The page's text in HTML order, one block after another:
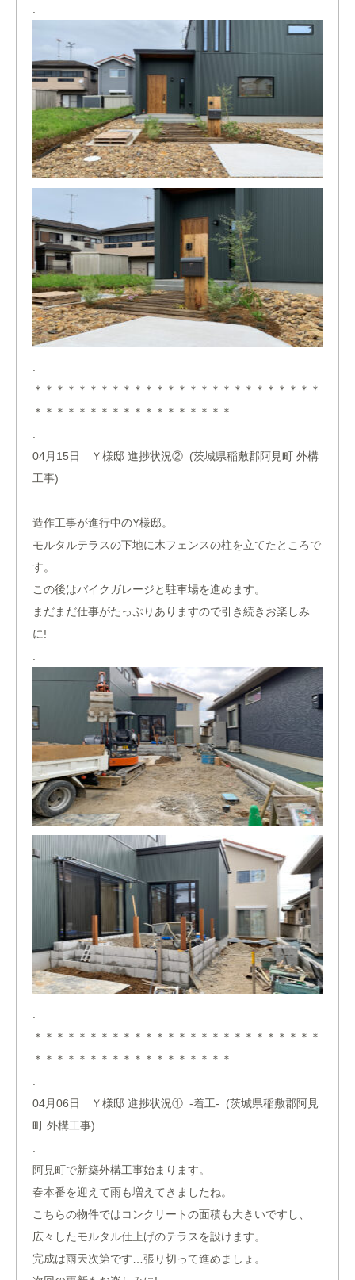
.
.
＊＊＊＊＊＊＊＊＊＊＊＊＊＊＊＊＊＊＊＊＊＊＊＊＊＊
＊＊＊＊＊＊＊＊＊＊＊＊＊＊＊＊＊＊
.
04月15日 Ｙ様邸 進捗状況② (茨城県稲敷郡阿見町 外構
工事)
.
造作工事が進行中のY様邸。
モルタルテラスの下地に木フェンスの柱を立てたところで
す。
この後はバイクガレージと駐車場を進めます。
まだまだ仕事がたっぷりありますので引き続きお楽しみ
に!
.
.
＊＊＊＊＊＊＊＊＊＊＊＊＊＊＊＊＊＊＊＊＊＊＊＊＊＊
＊＊＊＊＊＊＊＊＊＊＊＊＊＊＊＊＊＊
.
04月06日 Ｙ様邸 進捗状況① -着工- (茨城県稲敷郡阿見
町 外構工事)
.
阿見町で新築外構工事始まります。
春本番を迎えて雨も増えてきましたね。
こちらの物件ではコンクリートの面積も大きいですし、
広々したモルタル仕上げのテラスを設けます。
完成は雨天次第です…張り切って進めましょ。